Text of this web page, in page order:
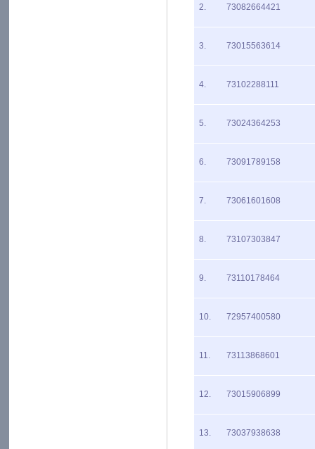
2. 73082664421
3. 73015563614
4. 73102288111
5. 73024364253
6. 73091789158
7. 73061601608
8. 73107303847
9. 73110178464
10. 72957400580
11. 73113868601
12. 73015906899
13. 73037938638